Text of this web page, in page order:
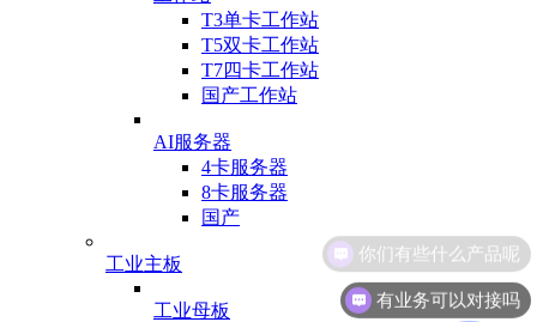
T3单卡工作站
T5双卡工作站
T7四卡工作站
国产工作站
AI服务器
4卡服务器
8卡服务器
国产
工业主板
工业母板
有业务可以对接吗